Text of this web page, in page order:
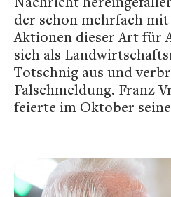
der schon mehrfach
Aktionen dieser Art für
sich als
Totschnig aus und
Falschmeldung. Franz
feierte im Oktober